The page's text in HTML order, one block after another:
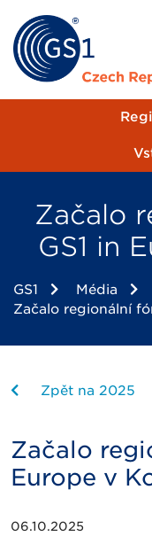
Začalo
GS1 in
GS1 Média
Začalo regionální
Zpět na 2025
Začalo
Europe v
06.10.2025